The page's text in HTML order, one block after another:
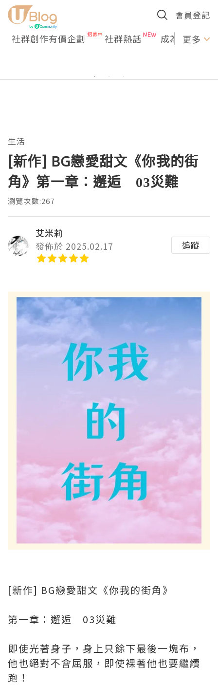
會員登記
社群創作有價企劃 社群熱話 成為U更多
生活
[新作] BG戀愛甜文《你我的街
角》第一章：邂逅 03災難
瀏覽次數:267
艾米莉
發佈於 2025.02.17
追蹤
[新作] BG戀愛甜文《你我的街角》
第一章：邂逅 03災難
即使光著身子，身上只餘下最後一塊布，
他也絕對不會屈服，即使裸著他也要繼續
跑！